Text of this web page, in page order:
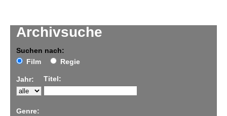
Archivsuche
Suchen nach:
Film
Regie
Jahr: Titel:
Genre: